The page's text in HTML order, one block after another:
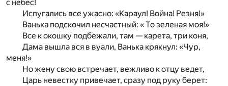
с небес!
Испугались все ужасно: «Караул! Война! Резня!»
Ванька подскочил несчастный: « То зеленая моя!»
Все к окошку подбежали, там — карета, три коня,
Дама вышла вся в вуали, Ванька крякнул: «Чур,
меня!»
Но жену свою встречает, вежливо к отцу ведет,
Царь невестку привечает, сразу под руку берет: